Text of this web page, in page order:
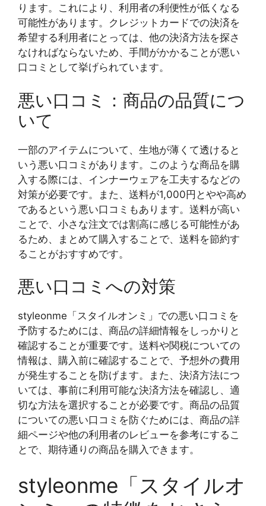
ります。これにより、利用者の利便性が低くなる
可能性があります。クレジットカードでの決済を
希望する利用者にとっては、他の決済方法を探さ
なければならないため、手間がかかることが悪い
口コミとして挙げられています。
悪い口コミ：商品の品質につ
いて
一部のアイテムについて、生地が薄くて透けると
いう悪い口コミがあります。このような商品を購
入する際には、インナーウェアを工夫するなどの
対策が必要です。また、送料が1,000円とやや高め
であるという悪い口コミもあります。送料が高い
ことで、小さな注文では割高に感じる可能性があ
るため、まとめて購入することで、送料を節約す
ることがおすすめです。
悪い口コミへの対策
styleonme「スタイルオンミ」での悪い口コミを
予防するためには、商品の詳細情報をしっかりと
確認することが重要です。送料や関税についての
情報は、購入前に確認することで、予想外の費用
が発生することを防げます。また、決済方法につ
いては、事前に利用可能な決済方法を確認し、適
切な方法を選択することが必要です。商品の品質
についての悪い口コミを防ぐためには、商品の詳
細ページや他の利用者のレビューを参考にするこ
とで、期待通りの商品を購入できます。
styleonme「スタイルオ